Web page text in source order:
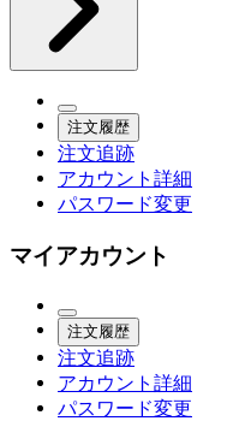
注文履歴
注文追跡
アカウント詳細
パスワード変更
マイアカウント
注文履歴
注文追跡
アカウント詳細
パスワード変更